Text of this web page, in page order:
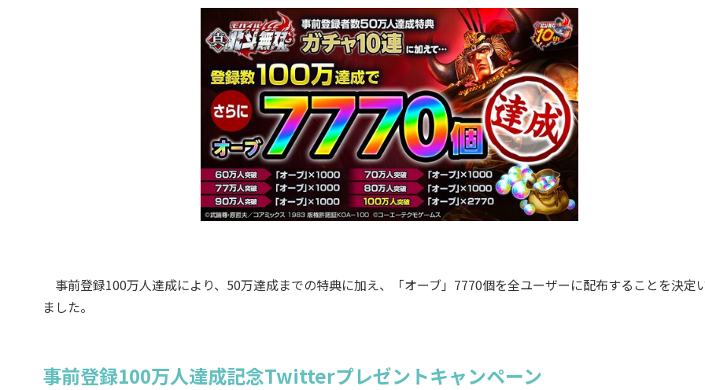
事前登録100万人達成により、50万達成までの特典に加え、「オーブ」7770個を全ユーザーに配布することを決定
ました。
事前登録100万人達成記念Twitterプレゼントキャンペーン